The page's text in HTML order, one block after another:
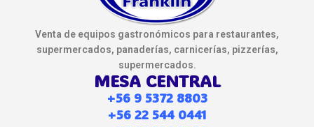
Venta de equipos gastronómicos para restaurantes,
supermercados, panaderías, carnicerías, pizzerías,
supermercados.
MESA CENTRAL
+56 9 5372 8803
+56 22 544 0441